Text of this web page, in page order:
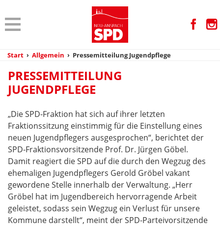
Start › Allgemein › Pressemitteilung Jugendpflege
PRESSEMITTEILUNG
JUGENDPFLEGE
„Die SPD-Fraktion hat sich auf ihrer letzten
Fraktionssitzung einstimmig für die Einstellung eines
neuen Jugendpflegers ausgesprochen“, berichtet der
SPD-Fraktionsvorsitzende Prof. Dr. Jürgen Göbel.
Damit reagiert die SPD auf die durch den Wegzug des
ehemaligen Jugendpflegers Gerold Gröbel vakant
gewordene Stelle innerhalb der Verwaltung. „Herr
Gröbel hat im Jugendbereich hervorragende Arbeit
geleistet, sodass sein Wegzug ein Verlust für unsere
Kommune darstellt“, meint der SPD-Parteivorsitzende